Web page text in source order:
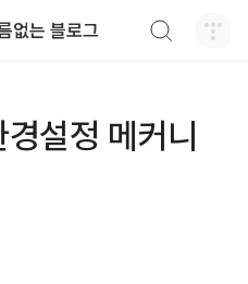
없는 블로그
설정 메커니